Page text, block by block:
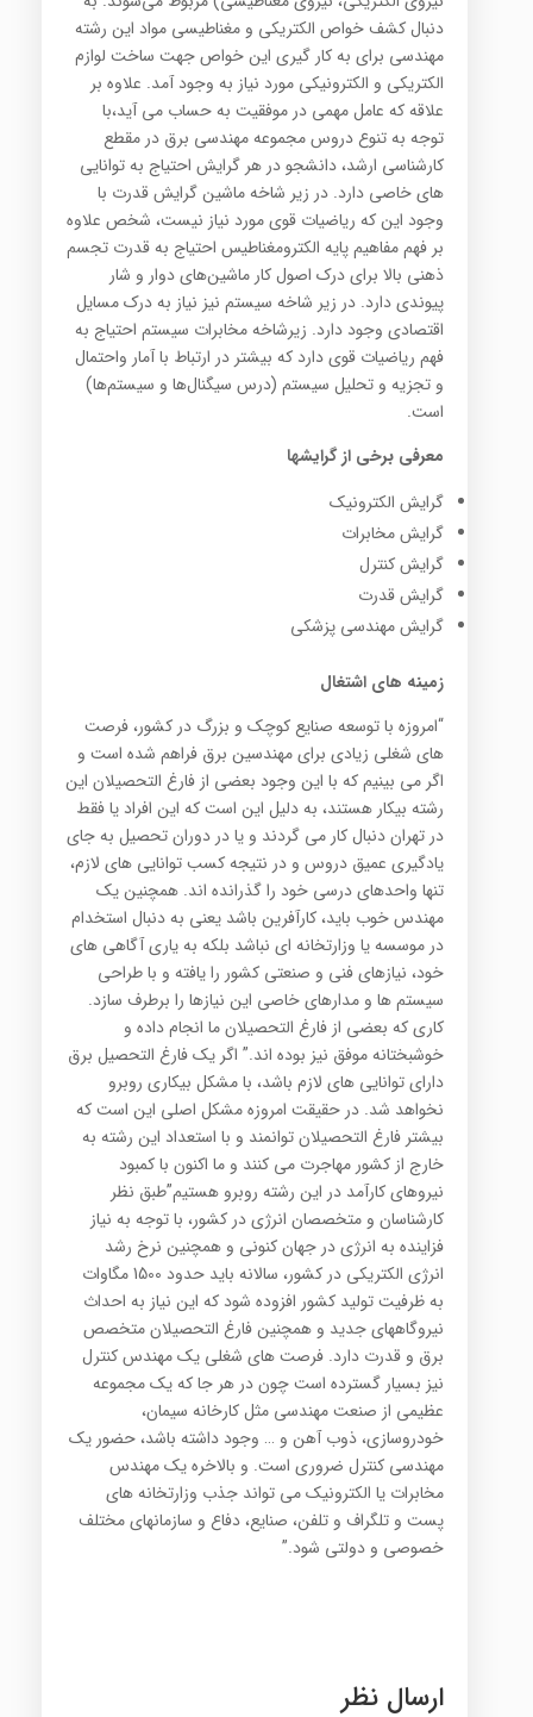
دنبال کشف خواص الکتریکی و مغناطیسی مواد این رشته
مهندسی برای به کار گیری این خواص جهت ساخت لوازم
الکتریکی و الکترونیکی مورد نیاز به وجود آمد. علاوه بر
علاقه که عامل مهمی در موفقیت به حساب می آید،با
توجه به تنوع دروس مجموعه مهندسی برق در مقطع
کارشناسی ارشد، دانشجو در هر گرایش احتیاج به توانایی
های خاصی دارد. در زیر شاخه ماشین گرایش قدرت با
وجود این که ریاضیات قوی مورد نیاز نیست، شخص علاوه
بر فهم مفاهیم پایه الکترومغناطیس احتیاج به قدرت تجسم
ذهنی بالا برای درک اصول کار ماشین‌های دوار و شار
پیوندی دارد. در زیر شاخه سیستم نیز نیاز به درک مسایل
اقتصادی وجود دارد. زیرشاخه مخابرات سیستم احتیاج به
فهم ریاضیات قوی دارد که بیشتر در ارتباط با آمار واحتمال
و تجزیه و تحلیل سیستم (درس سیگنال‌ها و سیستم‌ها)
است.
معرفی برخی از گرایشها
گرایش الکترونیک
گرایش مخابرات
گرایش کنترل
گرایش قدرت
گرایش مهندسی پزشکی
زمینه های اشتغال
“امروزه با توسعه صنايع كوچك و بزرگ در كشور، فرصت
هاي شغلي زيادي براي مهندسين برق فراهم شده است و
اگر مي بينيم كه با اين وجود بعضي از فارغ التحصيلان اين
رشته بيكار هستند، به دليل اين است كه اين افراد يا فقط
در تهران دنبال كار مي گردند و يا در دوران تحصيل به جاي
يادگيري عميق دروس و در نتيجه كسب توانايي هاي لازم،
تنها واحدهاي درسي خود را گذرانده اند. همچنين يك
مهندس خوب بايد، كارآفرين باشد يعني به دنبال استخدام
در موسسه يا وزارتخانه اي نباشد بلكه به ياري آگاهي هاي
خود، نيازهاي فني و صنعتي كشور را يافته و با طراحي
سيستم ها و مدارهاي خاصي اين نيازها را برطرف سازد.
كاري كه بعضي از فارغ التحصيلان ما انجام داده و
خوشبختانه موفق نيز بوده اند.” اگر يك فارغ التحصيل برق
داراي توانايي هاي لازم باشد، با مشكل بيكاري روبرو
نخواهد شد. در حقيقت امروزه مشكل اصلي اين است كه
بيشتر فارغ التحصيلان توانمند و با استعداد اين رشته به
خارج از كشور مهاجرت مي كنند و ما اكنون با كمبود
نيروهاي كارآمد در اين رشته روبرو هستيم”طبق نظر
كارشناسان و متخصصان انرژي در كشور، با توجه به نياز
فزاينده به انرژي در جهان كنوني و همچنين نرخ رشد
انرژي الكتريكي در كشور، سالانه بايد حدود 1500 مگاوات
به ظرفيت توليد كشور افزوده شود كه اين نياز به احداث
نيروگاههاي جديد و همچنين فارغ التحصيلان متخصص
برق و قدرت دارد. فرصت هاي شغلي يك مهندس كنترل
نيز بسيار گسترده است چون در هر جا كه يك مجموعه
عظيمي از صنعت مهندسي مثل كارخانه سيمان،
خودروسازي، ذوب آهن و … وجود داشته باشد، حضور يك
مهندسي كنترل ضروري است. و بالاخره يك مهندس
مخابرات يا الكترونيك مي تواند جذب وزارتخانه هاي
پست و تلگراف و تلفن، صنايع، دفاع و سازمانهاي مختلف
خصوصي و دولتي شود.”
ارسال نظر